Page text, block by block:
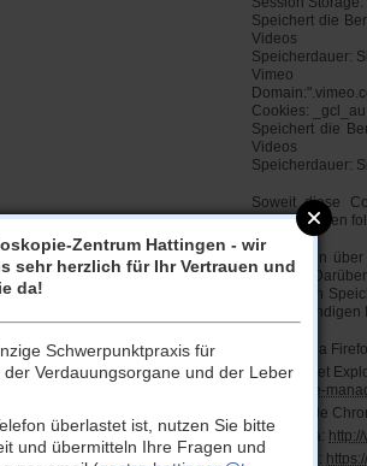
Speichert die
Videos
Speicherdauer:
Vimeo
Cookies:
Speichert die
Videos
Speicherdauer:
Soweit diese
darüber in den
Sie können
löschen.
oder deren
die
Mozilla
Internet
delete-
Google
Opera:
Safari:
Zentrum Hattingen - wir
sehr herzlich für Ihr Vertrauen und
da!
Schwerpunktpraxis für
der Verdauungsorgane und der Leber
überlastet ist, nutzen Sie bitte
und übermitteln Ihre Fragen und